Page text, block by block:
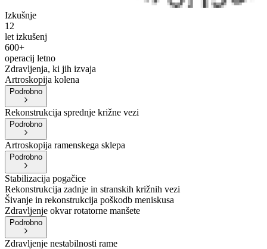
Izkušnje
12
let izkušenj
600+
operacij letno
Zdravljenja, ki jih izvaja
Artroskopija kolena
Podrobno
Rekonstrukcija sprednje križne vezi
Podrobno
Artroskopija ramenskega sklepa
Podrobno
Stabilizacija pogačice
Rekonstrukcija zadnje in stranskih križnih vezi
Šivanje in rekonstrukcija poškodb meniskusa
Zdravljenje okvar rotatorne manšete
Podrobno
Zdravljenje nestabilnosti rame